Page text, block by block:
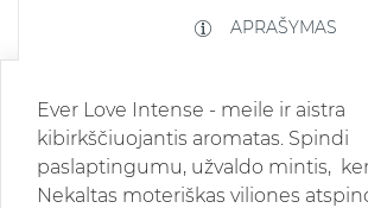
APRAŠYMAS
Ever Love Intense - meile ir aistra
kibirkščiuojantis aromatas. Spindi
paslaptingumu, užvaldo mintis,
Nekaltas moteriškas viliones